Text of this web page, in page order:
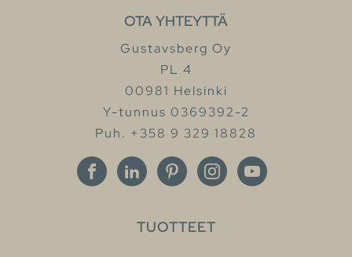
OTA YHTEYTTÄ
Gustavsberg Oy
PL 4
00981 Helsinki
Y-tunnus 0369392-2
Puh. +358 9 329 18828
TUOTTEET